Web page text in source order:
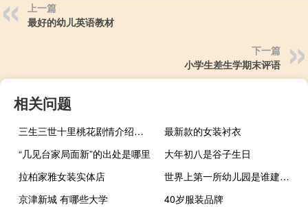
上一篇
最好的幼儿英语教材
下一篇
小学生差生学期末评语
相关问题
三生三世十里桃花剧情介绍详细（三生三世十里桃花剧情）
最新款的女装衬衣
“几见台家局面新”的出处是哪里
大年初八是谷子生日
拉柏家雅女装实体店
世界上第一所幼儿园是谁建立的
京津新城 有哪些大学
40岁服装品牌